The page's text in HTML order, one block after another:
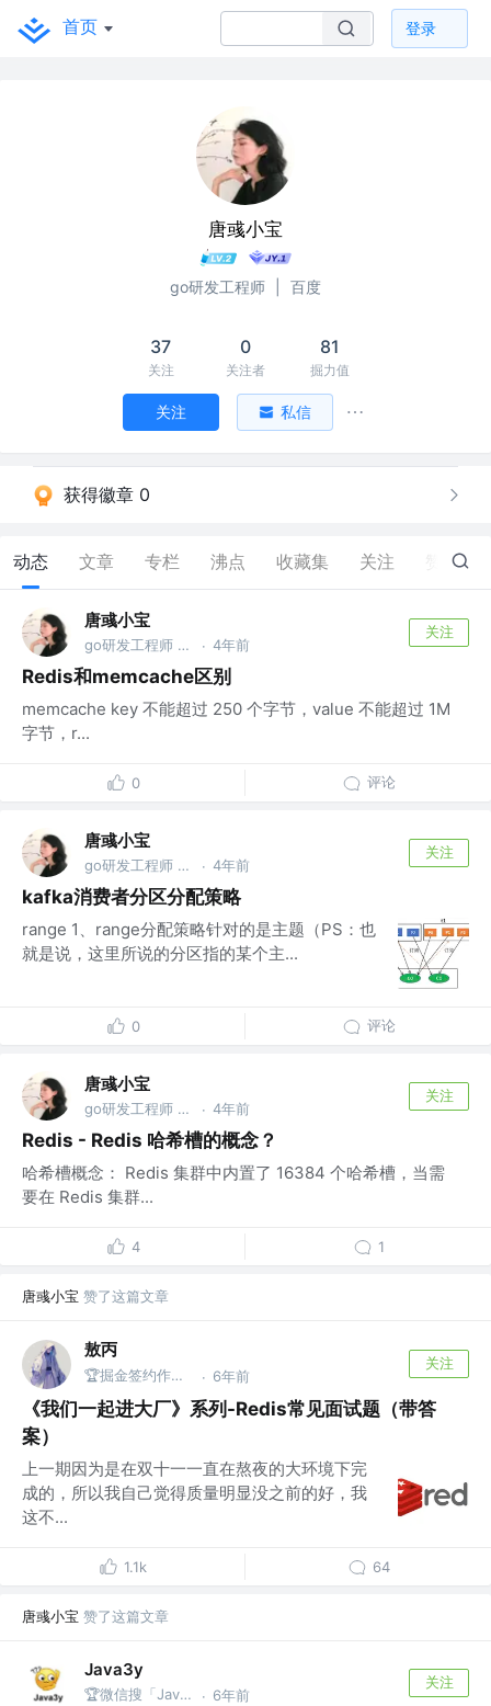
首页 登录
唐彧小宝
go研发工程师 百度
37
关注
0
关注者
81
掘力值
关注 私信
获得徽章 0
动态 文章 专栏 沸点 收藏集 关注 4
唐彧小宝
go研发工程师 @百度 · 4年前
关注
Redis和memcache区别
memcache key 不能超过 250 个字节，value 不能超过 1M
字节，r...
0 评论
唐彧小宝
go研发工程师 @百度 · 4年前
关注
kafka消费者分区分配策略
range 1、range分配策略针对的是主题（PS：也
就是说，这里所说的分区指的某个主...
0 评论
唐彧小宝
go研发工程师 @百度 · 4年前
关注
Redis - Redis 哈希槽的概念？
哈希槽概念： Redis 集群中内置了 16384 个哈希槽，当需
要在 Redis 集群...
4 1
唐彧小宝 赞了这篇文章
敖丙
🏆掘金签约作者 @微信搜：敖丙 · 6年前
关注
《我们一起进大厂》系列-Redis常见面试题（带答
案）
上一期因为是在双十一一直在熬夜的大环境下完
成的，所以我自己觉得质量明显没之前的好，我
这不...
1.1k 64
唐彧小宝 赞了这篇文章
Java3y
🏆微信搜「Java3y」获取原创电子书 · 6年前
关注